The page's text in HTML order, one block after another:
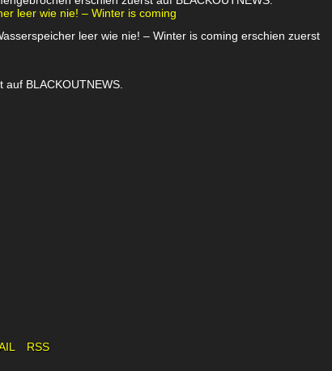
leer wie nie! – Winter is coming
leer wie nie! – Winter is coming erschien zuerst
BLACKOUTNEWS.
RSS